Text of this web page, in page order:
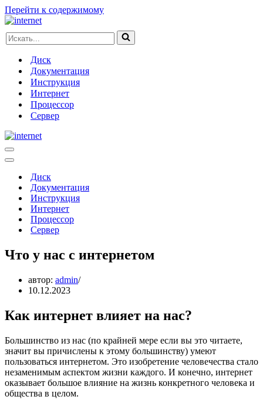
Перейти к содержимому
Искать...
Диск
Документация
Инструкция
Интернет
Процессор
Сервер
Меню
навигации
Меню
навигацииДиск
Документация
Инструкция
Интернет
Процессор
Сервер
Что у нас с интернетом
автор: admin
10.12.2023
Как интернет влияет на нас?
Большинство из нас (по крайней мере если вы это читаете,
значит вы причислены к этому большинству) умеют
пользоваться интернетом. Это изобретение человечества стало
незаменимым аспектом жизни каждого. И конечно, интернет
оказывает большое влияние на жизнь конкретного человека и
общества в целом.